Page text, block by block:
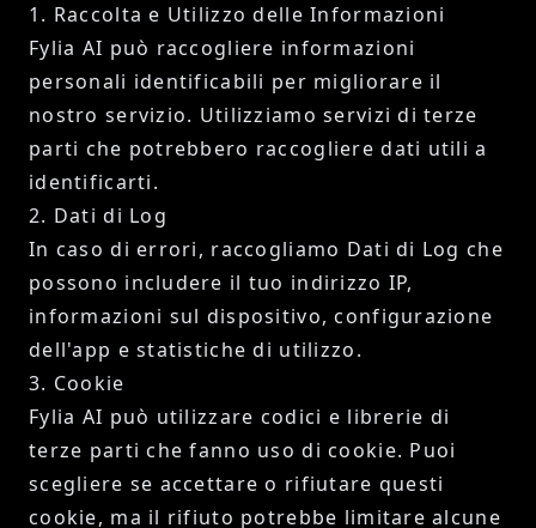
1. Raccolta e Utilizzo delle Informazioni
Fylia AI può raccogliere informazioni
personali identificabili per migliorare il
nostro servizio. Utilizziamo servizi di terze
parti che potrebbero raccogliere dati utili a
identificarti.
2. Dati di Log
In caso di errori, raccogliamo Dati di Log che
possono includere il tuo indirizzo IP,
informazioni sul dispositivo, configurazione
dell'app e statistiche di utilizzo.
3. Cookie
Fylia AI può utilizzare codici e librerie di
terze parti che fanno uso di cookie. Puoi
scegliere se accettare o rifiutare questi
cookie, ma il rifiuto potrebbe limitare alcune